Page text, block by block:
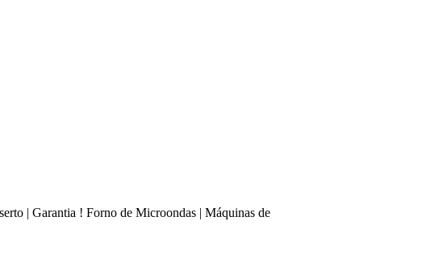
| Garantia ! Forno de Microondas | Máquinas de